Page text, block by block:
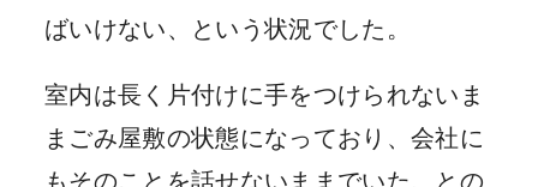
ばいけない、という状況でした。
室内は長く片付けに手をつけられないま
まごみ屋敷の状態になっており、会社に
もそのことを話せないままでいた、との